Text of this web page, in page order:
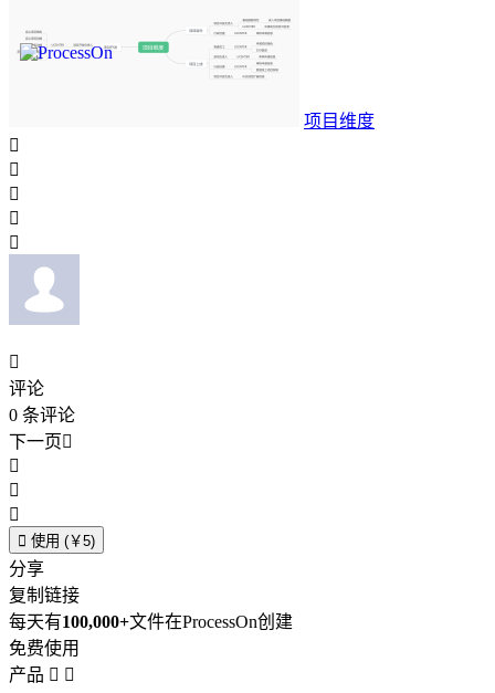
项目维度






评论
0 条评论
下一页



 使用 (￥5)
分享
复制链接
每天有100,000+文件在ProcessOn创建
免费使用
产品  